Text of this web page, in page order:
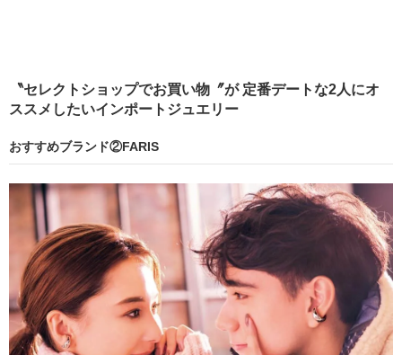
〝セレクトショップでお買い物〞が 定番デートな2人にオ
ススメしたいインポートジュエリー
おすすめブランド②FARIS